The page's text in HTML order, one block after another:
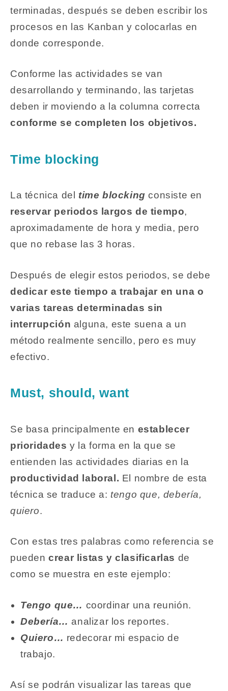
terminadas, después se deben escribir los
procesos en las Kanban y colocarlas en
donde corresponde.
Conforme las actividades se van
desarrollando y terminando, las tarjetas
deben ir moviendo a la columna correcta
conforme se completen los objetivos.
Time blocking
La técnica del time blocking consiste en
reservar periodos largos de tiempo,
aproximadamente de hora y media, pero
que no rebase las 3 horas.
Después de elegir estos periodos, se debe
dedicar este tiempo a trabajar en una o
varias tareas determinadas sin
interrupción alguna, este suena a un
método realmente sencillo, pero es muy
efectivo.
Must, should, want
Se basa principalmente en establecer
prioridades y la forma en la que se
entienden las actividades diarias en la
productividad laboral. El nombre de esta
técnica se traduce a: tengo que, debería,
quiero.
Con estas tres palabras como referencia se
pueden crear listas y clasificarlas de
como se muestra en este ejemplo:
Tengo que… coordinar una reunión.
Debería… analizar los reportes.
Quiero… redecorar mi espacio de
trabajo.
Así se podrán visualizar las tareas que